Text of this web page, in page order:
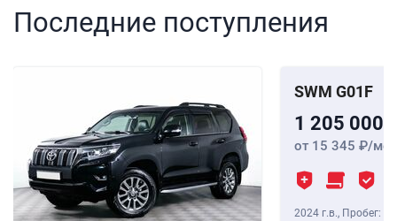
Последние поступления
SWM G01F
1 205 000
от 15 345 /мес
2024 г.в., Пробег: 8